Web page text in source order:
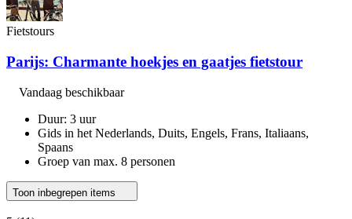
Fietstours
Parijs: Charmante hoekjes en gaatjes fietstour
Vandaag beschikbaar
Duur: 3 uur
Gids in het Nederlands, Duits, Engels, Frans, Italiaans,
Spaans
Groep van max. 8 personen
Toon inbegrepen items